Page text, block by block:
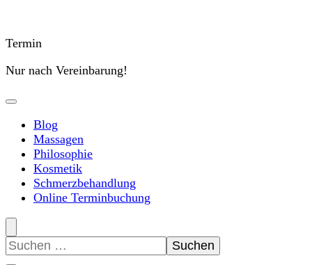
Termin
Nur nach Vereinbarung!
Blog
Massagen
Philosophie
Kosmetik
Schmerzbehandlung
Online Terminbuchung
Suchen
nach: